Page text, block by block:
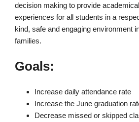
decision making to provide
experiences for all students in a
kind, safe and engaging environment
families.
Goals:
Increase daily attendance rate
Increase the June graduation
Decrease missed or skipped